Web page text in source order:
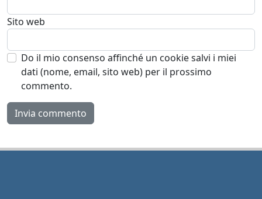
Sito web
Do il mio consenso affinché un cookie salvi i miei
dati (nome, email, sito web) per il prossimo
commento.